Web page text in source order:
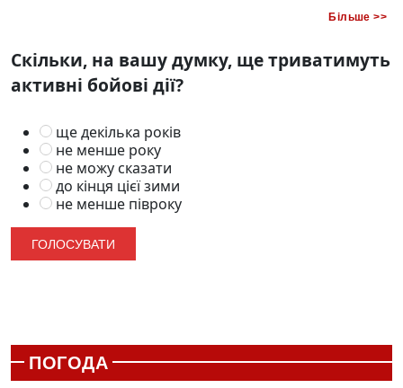
Більше >>
Скільки, на вашу думку, ще триватимуть
активні бойові дії?
ще декілька років
не менше року
не можу сказати
до кінця цієї зими
не менше півроку
ПОГОДА